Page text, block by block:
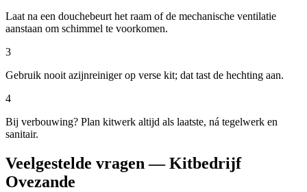
Laat na een douchebeurt het raam of de mechanische ventilatie
aanstaan om schimmel te voorkomen.
3
Gebruik nooit azijnreiniger op verse kit; dat tast de hechting aan.
4
Bij verbouwing? Plan kitwerk altijd als laatste, ná tegelwerk en
sanitair.
Veelgestelde vragen — Kitbedrijf
Ovezande